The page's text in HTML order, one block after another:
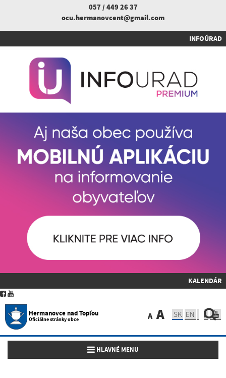
057 / 449 26 37
ocu.hermanovcent@gmail.com
INFOÚRAD
KALENDÁR
Hermanovce nad Topľou
Oficiálne stránky obce A A SK EN
Toggle navigation
HLAVNÉ MENU